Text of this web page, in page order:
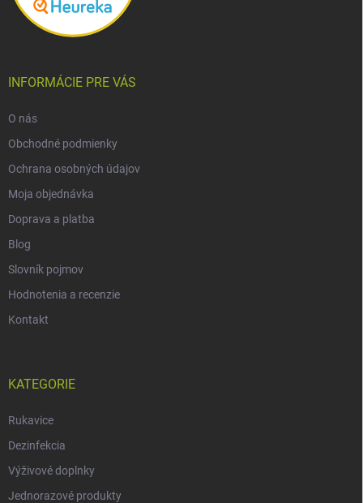
INFORMÁCIE PRE VÁS
O nás
Obchodné podmienky
Ochrana osobných údajov
Moja objednávka
Doprava a platba
Blog
Slovník pojmov
Hodnotenia a recenzie
Kontakt
KATEGORIE
Rukavice
Dezinfekcia
Výživové doplnky
Jednorazové produkty